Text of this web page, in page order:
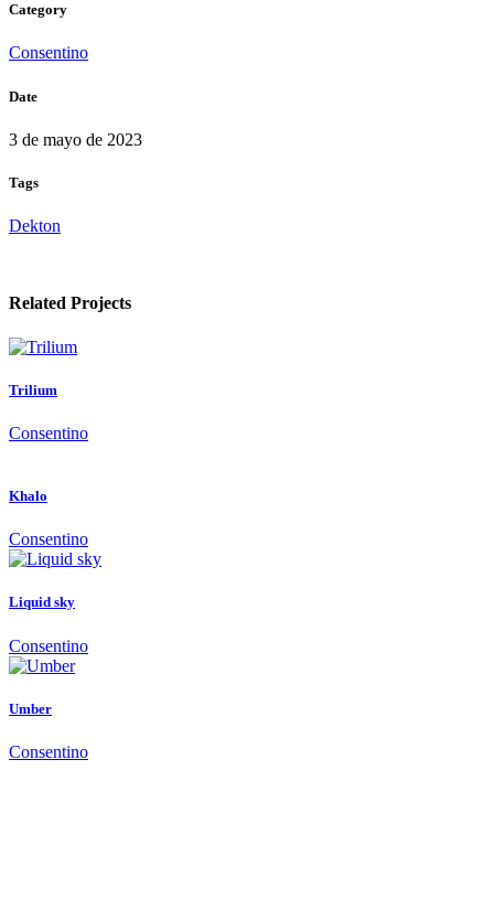
Category
Consentino
Date
3 de mayo de 2023
Tags
Dekton
Related Projects
Trilium
Consentino
Khalo
Consentino
Liquid sky
Consentino
Umber
Consentino